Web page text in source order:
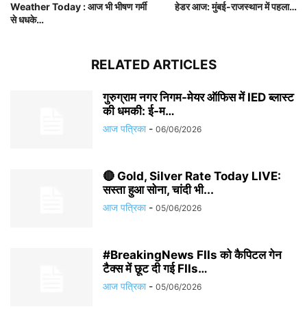
Weather Today : आज भी भीषण गर्मी
से धधके…
हेडर आज: मुंबई-राजस्थान में पहला…
RELATED ARTICLES
गुरुग्राम नगर निगम-मेयर ऑफिस में IED ब्लास्ट
की धमकी: ई-म…
आज पत्रिका - 06/06/2026
🔴 Gold, Silver Rate Today LIVE:
सस्ता हुआ सोना, चांदी भी...
आज पत्रिका - 05/06/2026
#BreakingNews FIIs को कैपिटल गेन
टैक्स में छूट दी गई FIIs…
आज पत्रिका - 05/06/2026